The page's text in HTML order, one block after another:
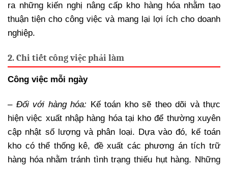
ra những kiến nghị nâng cấp kho hàng hóa nhằm tạo
thuận tiện cho công việc và mang lại lợi ích cho doanh
nghiệp.
2. Chi tiết công việc phải làm
Công việc mỗi ngày
– Đối với hàng hóa: Kế toán kho sẽ theo dõi và thực
hiện việc xuất nhập hàng hóa tại kho để thường xuyên
cập nhật số lượng và phân loại. Dựa vào đó, kế toán
kho có thể thống kê, đề xuất các phương án tích trữ
hàng hóa nhằm tránh tình trạng thiếu hụt hàng. Những